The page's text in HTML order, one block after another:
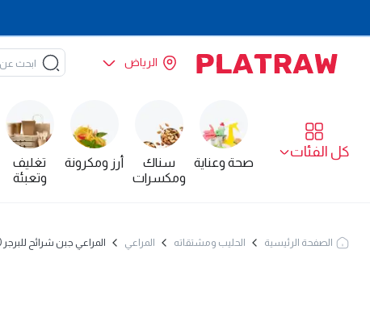
الرياض
كل الفئات
صحة وعناية
سناك
ومكسرات
أرز ومكرونة
تغليف
وتعبئة
الصفحة الرئيسية الحليب ومشتقاته المراعي المراعي جبن شرائح للبرجر 200 غم × 12 - كرتون